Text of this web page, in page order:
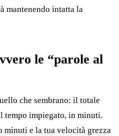
mantenendo intatta la
le “parole al
che sembrano: il totale
tempo impiegato, in minuti.
minuti e la tua velocità grezza